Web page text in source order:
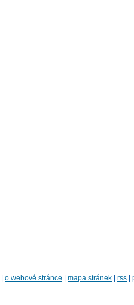
| o webové stránce | mapa stránek | rss |